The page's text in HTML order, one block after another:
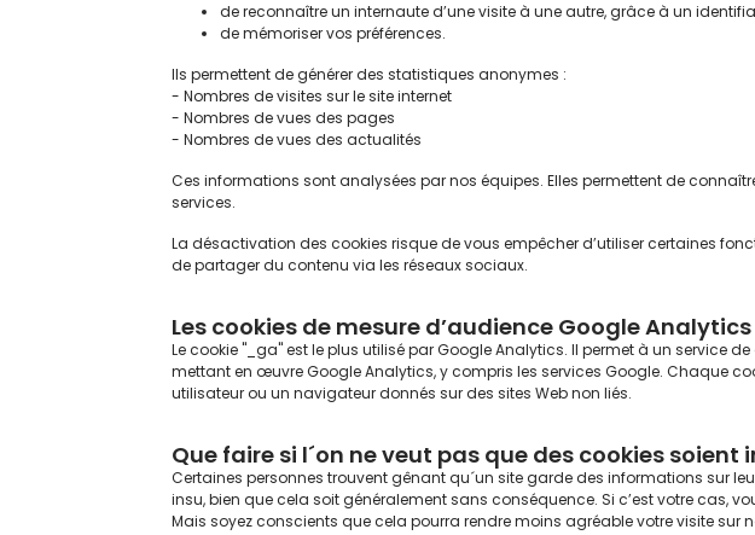
de reconnaître un internaute d’une visite à une autre, grâce à un
de mémoriser vos préférences.
Ils permettent de générer des statistiques anonymes :
- Nombres de visites sur le site internet
- Nombres de vues des pages
- Nombres de vues des actualités
Ces informations sont analysées par nos équipes. Elles permettent de
services.
La désactivation des cookies risque de vous empêcher d’utiliser certaines
de partager du contenu via les réseaux sociaux.
Les cookies de mesure d’audience Google Analytics
Le cookie "_ga" est le plus utilisé par Google Analytics. Il permet à un service
mettant en œuvre Google Analytics, y compris les services Google. Chaque
utilisateur ou un navigateur donnés sur des sites Web non liés.
Que faire si l´on ne veut pas que des cookies soient
Certaines personnes trouvent gênant qu´un site garde des informations sur
insu, bien que cela soit généralement sans conséquence. Si c’est votre cas,
Mais soyez conscients que cela pourra rendre moins agréable votre visite sur